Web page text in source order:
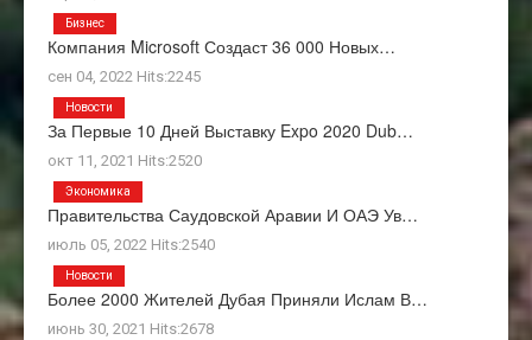
Компания Microsoft Создаст 36 000 Новых…
сен 04, 2022 Hits:2245
Бизнес
За Первые 10 Дней Выставку Expo 2020 Dub…
окт 11, 2021 Hits:2520
Новости
Правительства Саудовской Аравии И ОАЭ Ув…
июль 05, 2022 Hits:2540
Экономика
Более 2000 Жителей Дубая Приняли Ислам В…
июнь 30, 2021 Hits:2678
Новости